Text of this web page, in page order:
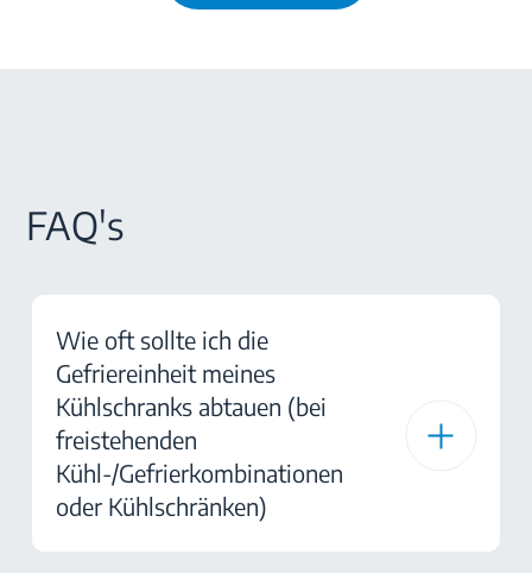
FAQ's
Wie oft sollte ich die
Gefriereinheit meines
Kühlschranks abtauen (bei
freistehenden
Kühl-/Gefrierkombinationen
oder Kühlschränken)